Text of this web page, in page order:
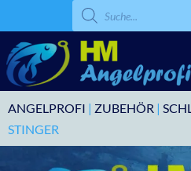
Products
search
ANGELPROFI | ZUBEHÖR |
STINGER